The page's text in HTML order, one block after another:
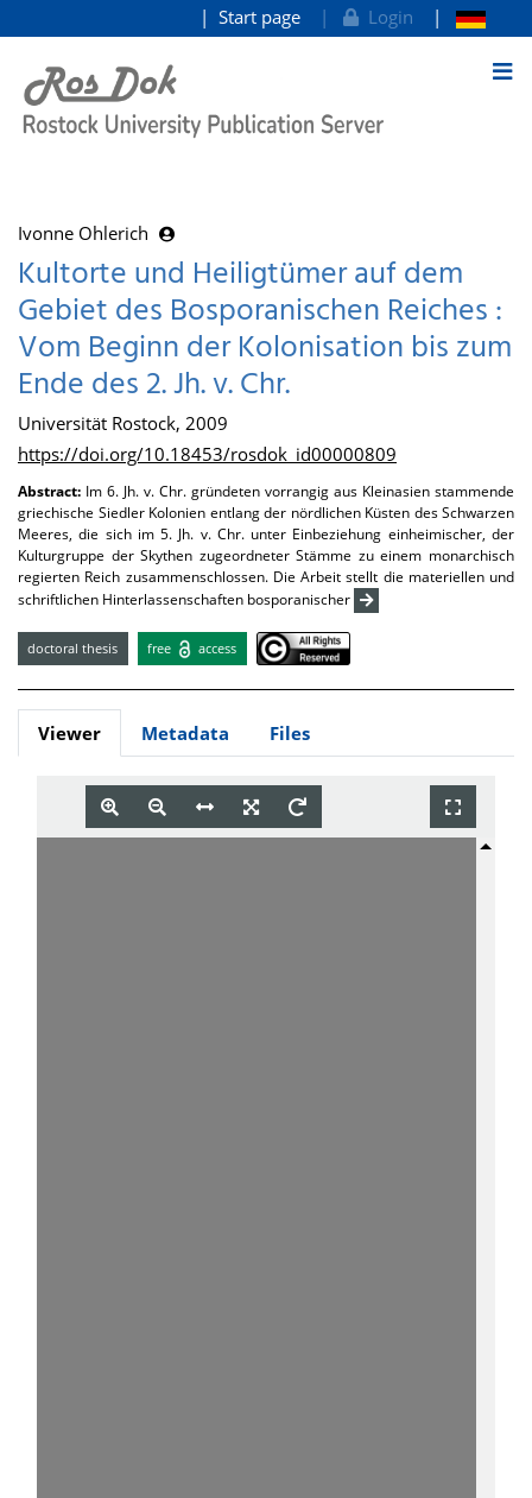
goto contents
Start page Login
Ivonne Ohlerich
Kultorte und Heiligtümer auf dem
Gebiet des Bosporanischen Reiches :
Vom Beginn der Kolonisation bis zum
Ende des 2. Jh. v. Chr.
Universität Rostock, 2009
https://doi.org/10.18453/rosdok_id00000809
Abstract: Im 6. Jh. v. Chr. gründeten vorrangig aus Kleinasien stammende
griechische Siedler Kolonien entlang der nördlichen Küsten des Schwarzen
Meeres, die sich im 5. Jh. v. Chr. unter Einbeziehung einheimischer, der
Kulturgruppe der Skythen zugeordneter Stämme zu einem monarchisch
regierten Reich zusammenschlossen. Die Arbeit stellt die materiellen und
schriftlichen Hinterlassenschaften bosporanischer
doctoral thesis free access
Viewer Metadata Files